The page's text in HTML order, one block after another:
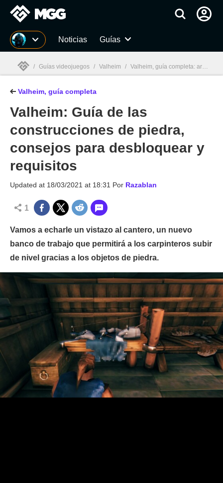
MGG Noticias Guías
MGG
/ Guías videojuegos / Valheim / Valheim, guía completa: artesanía, wiki, consejos...
Valheim, guía completa
Valheim: Guía de las
construcciones de piedra,
consejos para desbloquear y
requisitos
Updated at 18/03/2021 at 18:31 Por Razablan
1
Vamos a echarle un vistazo al cantero, un nuevo
banco de trabajo que permitirá a los carpinteros subir
de nivel gracias a los objetos de piedra.